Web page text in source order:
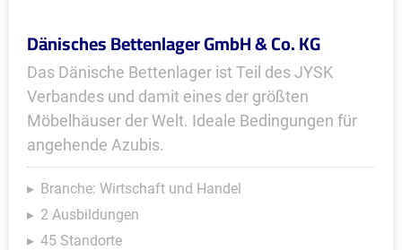
Dänisches Bettenlager GmbH & Co. KG
Das Dänische Bettenlager ist Teil des JYSK
Verbandes und damit eines der größten
Möbelhäuser der Welt. Ideale Bedingungen für
angehende Azubis.
Branche: Wirtschaft und Handel
2 Ausbildungen
45 Standorte